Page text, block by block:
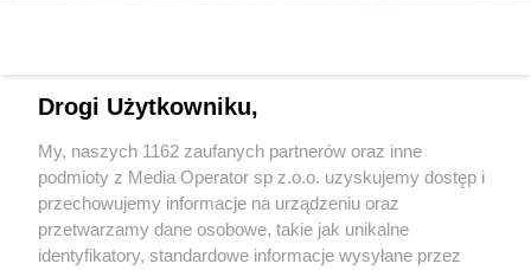
w tyskim parku pod „Żyrafą”
3 / 3
Wydawca mediów lokalnych
Drogi Użytkowniku,
My, naszych 1162 zaufanych partnerów oraz inne
podmioty z Media Operator sp z.o.o. uzyskujemy dostęp i
przechowujemy informacje na urządzeniu oraz
przetwarzamy dane osobowe, takie jak unikalne
identyfikatory, standardowe informacje wysyłane przez